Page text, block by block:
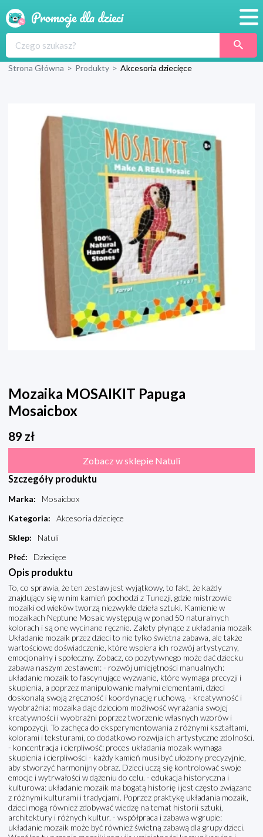
Produkty
Blog
Wyprawka
Strona Główna > Produkty > Akcesoria dziecięce
Mozaika MOSAIKIT Papuga
Mosaicbox
89 zł
Zobacz w sklepie Natuli
Szczegóły produktu
Marka:
Mosaicbox
Kategoria:
Akcesoria dziecięce
Sklep:
Natuli
Płeć: Dziecięce
Opis produktu
To, co sprawia, że ten zestaw jest wyjątkowy, to fakt, że każdy
znajdujący się w nim kamień pochodzi z Tunezji, gdzie mistrzowie
mozaiki od wieków tworzą niezwykłe dzieła sztuki. Kamienie w
mozaikach Neptune Mosaic występują w ponad 50 naturalnych
kolorach i są one wycinane ręcznie. Zalety płynące z układania mozaik
Układanie mozaik przez dzieci to nie tylko świetna zabawa, ale także
wartościowe doświadczenie, które wspiera ich rozwój artystyczny,
emocjonalny i społeczny. Zobacz, co pozytywnego może dać dziecku
zabawa naszym zestawem: - rozwój umiejętności manualnych:
układanie mozaik to fascynujące wyzwanie, które wymaga precyzji i
skupienia, a poprzez manipulowanie małymi elementami, dzieci
doskonalą swoją zręczność i koordynację ruchową. - kreatywność i
wyobraźnia: mozaika daje dzieciom możliwość wyrażania swojej
kreatywności i wyobraźni poprzez tworzenie własnych wzorów i
kompozycji. To zachęca do eksperymentowania z różnymi kształtami,
kolorami i teksturami, co dodatkowo rozwija ich artystyczne zdolności.
- koncentracja i cierpliwość: proces układania mozaik wymaga
skupienia i cierpliwości - każdy kamień musi być ułożony precyzyjnie,
aby stworzyć harmonijny obraz. Dzieci uczą się kontrolować swoje
emocje i wytrwałości w dążeniu do celu. - edukacja historyczna i
kulturowa: układanie mozaik ma bogatą historię i jest często związane
z różnymi kulturami i tradycjami. Poprzez praktykę układania mozaik,
dzieci mogą również zdobywać wiedzę na temat historii sztuki,
architektury i różnych kultur. - współpraca i zabawa w grupie:
układanie mozaik może być również świetną zabawą dla grupy dzieci.